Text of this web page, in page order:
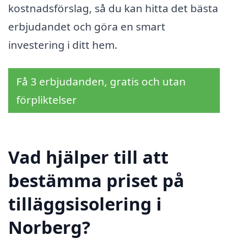
kostnadsförslag, så du kan hitta det bästa
erbjudandet och göra en smart
investering i ditt hem.
Få 3 erbjudanden, gratis och utan
förpliktelser
Vad hjälper till att
bestämma priset på
tilläggsisolering i
Norberg?